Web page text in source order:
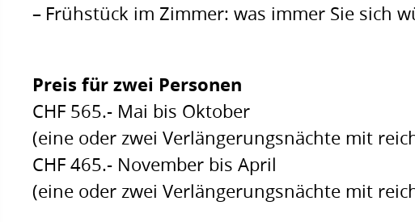
Frühstück im Zimmer: was immer Sie sich
Preis für zwei Personen
CHF 565.- Mai bis Oktober
(eine oder zwei Verlängerungsnächte mit
CHF 465.- November bis April
(eine oder zwei Verlängerungsnächte mit